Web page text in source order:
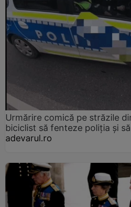
Urmărire comică pe străzile
biciclist să fenteze poliția și
adevarul.ro